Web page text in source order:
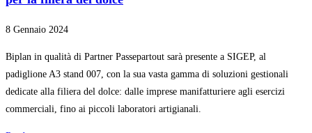
8 Gennaio 2024
Biplan in qualità di Partner Passepartout sarà presente a SIGEP, al
padiglione A3 stand 007, con la sua vasta gamma di soluzioni gestionali
dedicate alla filiera del dolce: dalle imprese manifatturiere agli esercizi
commerciali, fino ai piccoli laboratori artigianali.